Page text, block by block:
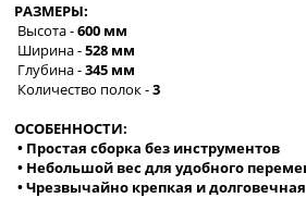
РАЗМЕРЫ:
Высота -600 мм
Ширина -528 мм
Глубина -345 мм
Количество полок -3
ОСОБЕННОСТИ:
• Простая сборка без инструментов
• Небольшой вес для удобного
• Чрезвычайно крепкая и долговечная